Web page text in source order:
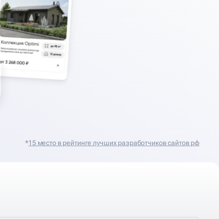
*15 место в рейтинге лучших разработчиков сайтов рф